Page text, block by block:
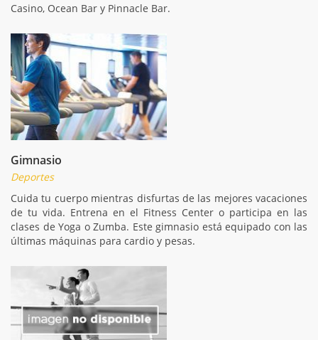
Casino, Ocean Bar y Pinnacle Bar.
Gimnasio
Deportes
Cuida tu cuerpo mientras disfurtas de las mejores vacaciones
de tu vida. Entrena en el Fitness Center o participa en las
clases de Yoga o Zumba. Este gimnasio está equipado con las
últimas máquinas para cardio y pesas.